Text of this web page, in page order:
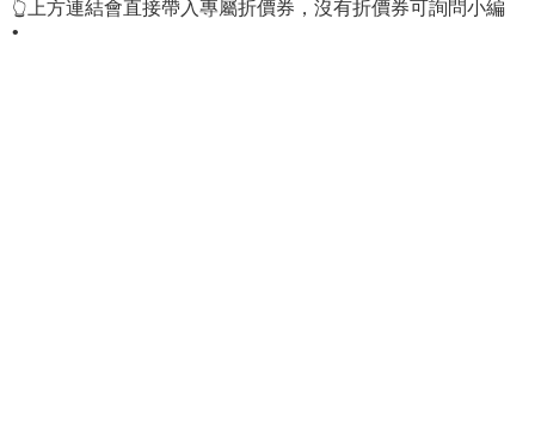
👆上方連結會直接帶入專屬折價券，沒有折價券可詢問小編
•